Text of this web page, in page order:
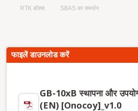
RTK बॉक्स
SBAS का समर्थन
फाइलें डाउनलोड करें
GB-10xB स्थापना और
(EN) [Onocoy]_v1.0